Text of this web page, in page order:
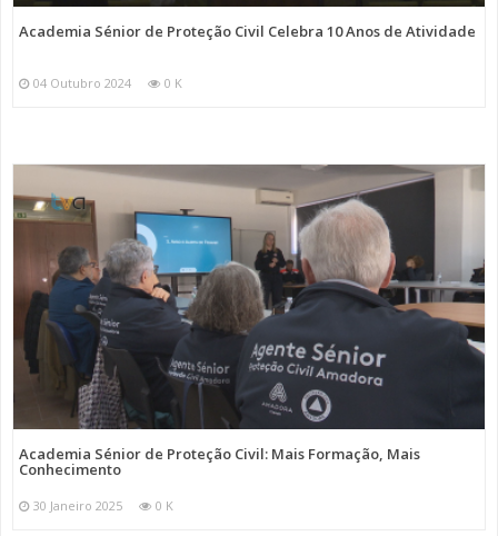
Academia Sénior de Proteção Civil Celebra 10 Anos de Atividade
04 Outubro 2024 0 K
Academia Sénior de Proteção Civil: Mais Formação, Mais
Conhecimento
30 Janeiro 2025 0 K